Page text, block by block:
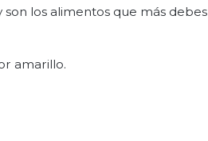
son los alimentos que más debes
amarillo.